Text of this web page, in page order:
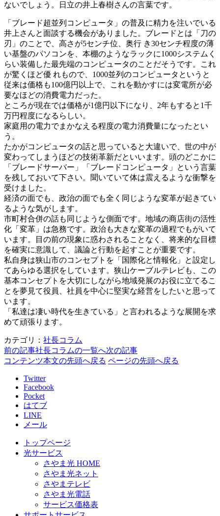
ないでしょう。日立の井上春樹さんの言葉です。
「ブレード超並列コンピュータ」の普及に精力を注いでいる
井上さんと面談する機会がありました。ブレードとは「刀の
刃」のことで、高さが5センチ位、奥行 き30センチ程度の薄
い基盤のパソコンを、本棚のようなラックに1000システムく
らい装備した最先端のコンピュータのことだそうです。これ
が驚くほど優 れもので、1000並列のコンピュータというと
従来は価格も100億円以上で、これを動かすには変電所が必
要なほどの消費電力だった。
ところが現在では価格が1億円以下になり、2年もすると1千
万円程度になるらしい。
家庭用の電力でまかなえる程度の電力消費量になったとい
う。
たかがコンピュータの話と思っていると大違いで、世の中が
変わってしまうほどの技術革新だといいます。頭のどこかに
「ブレードサーバー」「ブレードコンピュータ」という言葉
を残しておいて下さい。聞いていて体は震えるような衝撃を
受けました。
経済の面でも、政治の面でも全く同じような変革が起きてい
るような気がします。
市町村合併の話も同じような側面です。地域の商店街の活性
化「変革」は急務です。政治も大きな変革の過程でもがいて
います。目の前の現象に惑わされることなく、将来的な目標
を確実に意識して、議論と行動を起すことが重要です。
私自身は狭山市のコンセプトを「国際化と情報化」と設定し
てあらゆる選択をしています。狭山ケーブルテレビも、この
基本コンセプトを大切にしながら地域発展のお役に立てるこ
とを夢見て役員、社員を中心に堅実な経営をしたいと思って
います。
「私達は凄い時代を生きている」と言われるような展開を求
めて頑張ります。
カテゴリ： 社長コラム
前の記事社長コラムの一覧へ次の記事
コンテンツ本文の先頭へ戻る ページの先頭へ戻る
Twitter
Facebook
Pocket
はてブ
LINE
メール
トップページ
光サービス
さやま光 HOME
さやま光ネット
さやまテレビ
さやま光電話
サービス価格表